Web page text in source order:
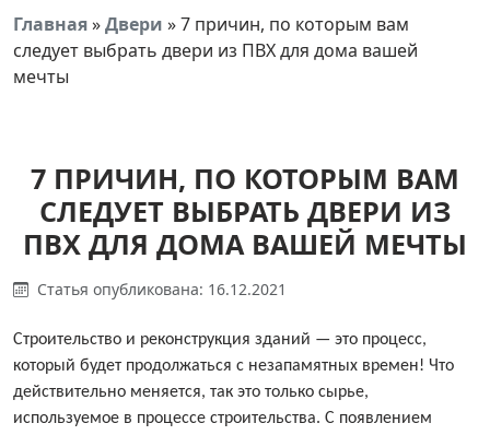
Главная»Двери »7 причин, по которым вам
следует выбрать двери из ПВХ для дома вашей
мечты
7 ПРИЧИН, ПО КОТОРЫМ ВАМ
СЛЕДУЕТ ВЫБРАТЬ ДВЕРИ ИЗ
ПВХ ДЛЯ ДОМА ВАШЕЙ МЕЧТЫ
Статья опубликована: 16.12.2021
Строительство и реконструкция зданий — это процесс,
который будет продолжаться с незапамятных времен! Что
действительно меняется, так это только сырье,
используемое в процессе строительства. С появлением